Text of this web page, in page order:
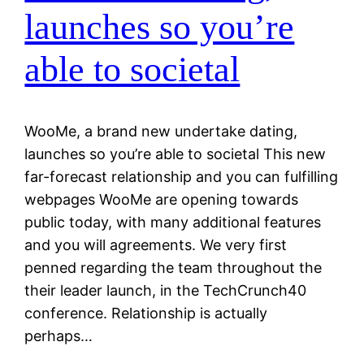
launches so you’re
able to societal
WooMe, a brand new undertake dating,
launches so you’re able to societal This new
far-forecast relationship and you can fulfilling
webpages WooMe are opening towards
public today, with many additional features
and you will agreements. We very first
penned regarding the team throughout the
their leader launch, in the TechCrunch40
conference. Relationship is actually
perhaps…